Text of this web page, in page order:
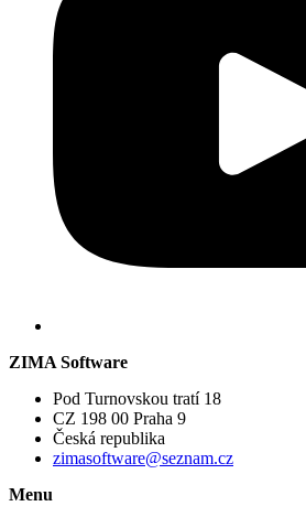
ZIMA Software
Pod Turnovskou tratí 18
CZ 198 00 Praha 9
Česká republika
zimasoftware@seznam.cz
Menu